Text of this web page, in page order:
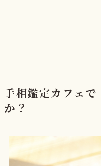
手相鑑定カフェ
か？